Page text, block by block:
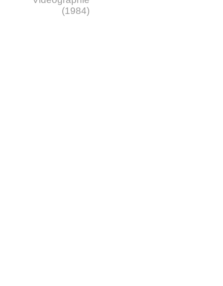
(1984)